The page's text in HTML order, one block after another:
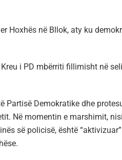
Hoxhës në Bllok, aty ku
i PD mbërriti fillimisht në
Partisë Demokratike dhe
Në momentin e marshimit,
së policisë, është